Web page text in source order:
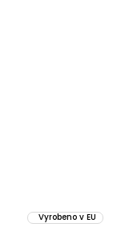
Vyrobeno v EU